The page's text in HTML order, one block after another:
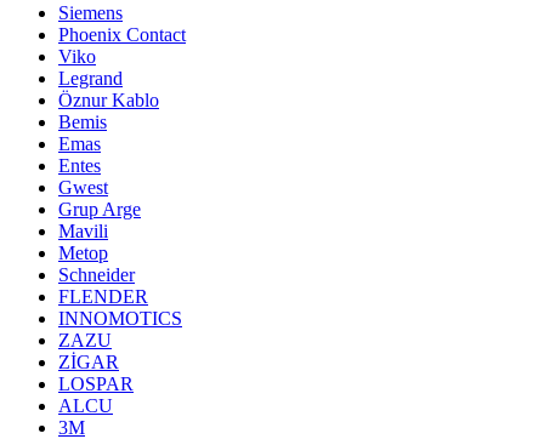
Siemens
Phoenix Contact
Viko
Legrand
Öznur Kablo
Bemis
Emas
Entes
Gwest
Grup Arge
Mavili
Metop
Schneider
FLENDER
INNOMOTICS
ZAZU
ZİGAR
LOSPAR
ALCU
3M